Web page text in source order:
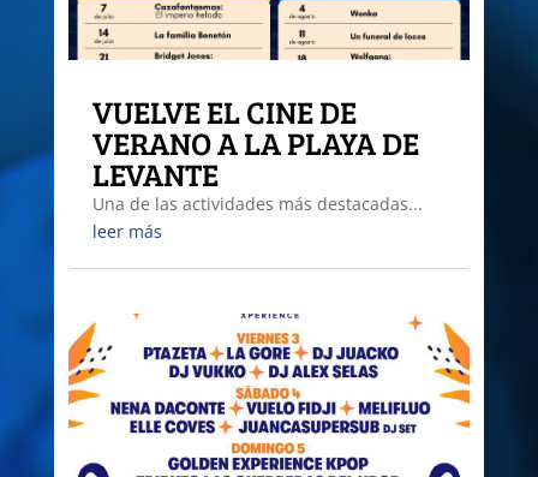
VUELVE EL CINE DE
VERANO A LA PLAYA DE
LEVANTE
Una de las actividades más destacadas...
leer más